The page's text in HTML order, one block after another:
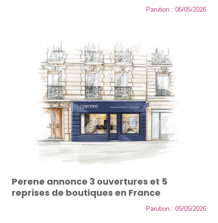
Parution : 06/05/2026
Perene annonce 3 ouvertures et 5
reprises de boutiques en France
Parution : 05/05/2026